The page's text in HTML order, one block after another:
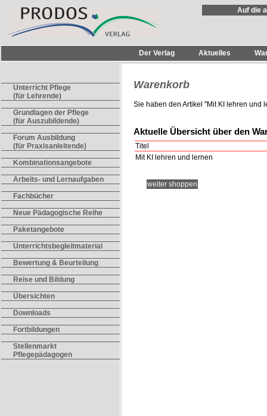
Auf die
Der Verlag Aktuelles
Unterricht Pflege
(für Lehrende)
Grundlagen der Pflege
(für Auszubildende)
Forum Ausbildung
(für Praxisanleitende)
Kombinationsangebote
Arbeits- und Lernaufgaben
Fachbücher
Neue Pädagogische Reihe
Paketangebote
Unterrichtsbegleitmaterial
Bewertung & Beurteilung
Reise und Bildung
Übersichten
Downloads
Fortbildungen
Stellenmarkt
Pflegepädagogen
Warenkorb
Sie haben den Artikel "Mit KI lehren und
Aktuelle Übersicht über den
Titel
Mit KI lehren und lernen
weiter shoppen